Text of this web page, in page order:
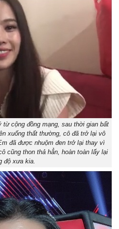
cộng đồng mạng, sau thời gian bất
xuống thất thường, cô đã trở lại vô
đã được nhuộm đen trở lại thay vì
cũng thon thả hẳn, hoàn toàn lấy lại
độ xưa kia.